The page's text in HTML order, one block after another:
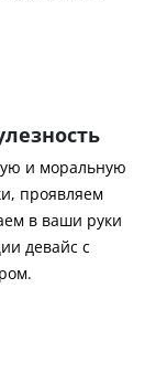
и моральную
проявляем
в ваши руки
девайс с